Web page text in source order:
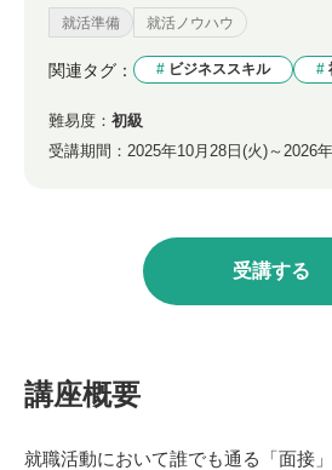
就活準備 就活ノウハウ
関連タグ： ビジネススキル
難易度： 初級
受講期間： 2025年10月28日(火)～2026
受講する
講座概要
就職活動において誰でも通る「面接」